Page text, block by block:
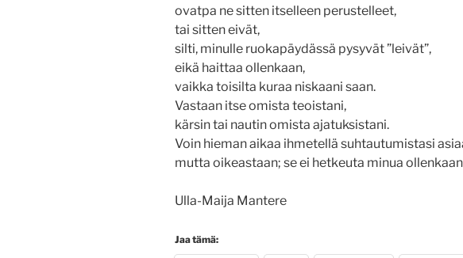
ovatpa ne sitten itselleen perustelleet,
tai sitten eivät,
silti, minulle ruokapäydässä pysyvät ”leivät”,
eikä haittaa ollenkaan,
vaikka toisilta kuraa niskaani saan.
Vastaan itse omista teoistani,
kärsin tai nautin omista ajatuksistani.
Voin hieman aikaa ihmetellä suhtautumistasi
mutta oikeastaan; se ei hetkeuta minua
Ulla-Maija Mantere
Jaa tämä: